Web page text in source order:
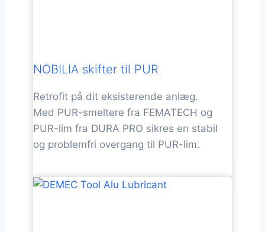
NOBILIA skifter til PUR
Retrofit på dit eksisterende anlæg.
Med PUR-smeltere fra FEMATECH og
PUR-lim fra DURA PRO sikres en stabil
og problemfri overgang til PUR-lim.